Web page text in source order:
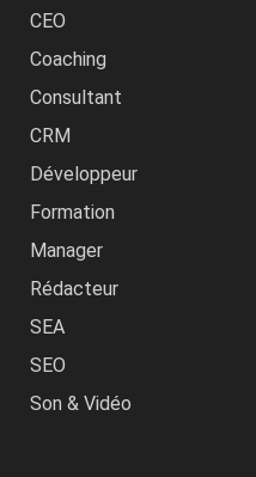
CEO
Coaching
Consultant
CRM
Développeur
Formation
Manager
Rédacteur
SEA
SEO
Son & Vidéo